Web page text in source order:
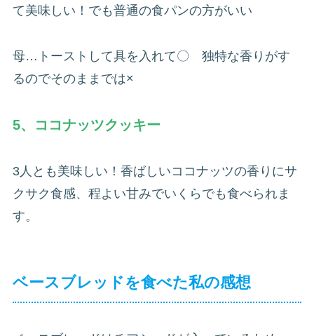
て美味しい！でも普通の食パンの方がいい
母…トーストして具を入れて〇 独特な香りがす
るのでそのままでは×
5、ココナッツクッキー
3人とも美味しい！香ばしいココナッツの香りにサ
クサク食感、程よい甘みでいくらでも食べられま
す。
ベースブレッドを食べた私の感想